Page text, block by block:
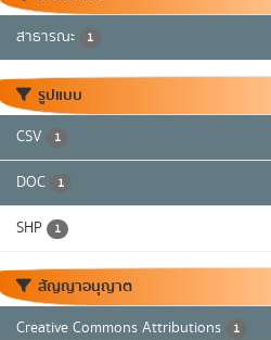
สาธารณะ 1
รูปแบบ
CSV 1
DOC 1
SHP 1
สัญญาอนุญาต
Creative Commons Attributions 1